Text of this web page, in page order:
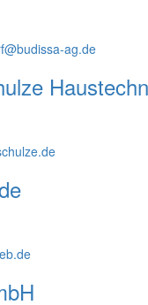
ag.de